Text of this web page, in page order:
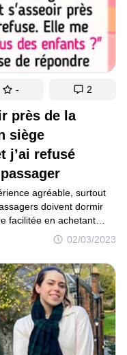
près de la
siège
j’ai refusé
02/03/2023
agréable, surtout
doivent dormir
facilitée en achetant
un peu plus pour
La protagoniste
option, mais
a découvert que son
la mère insistait pour
son fils.
- 2